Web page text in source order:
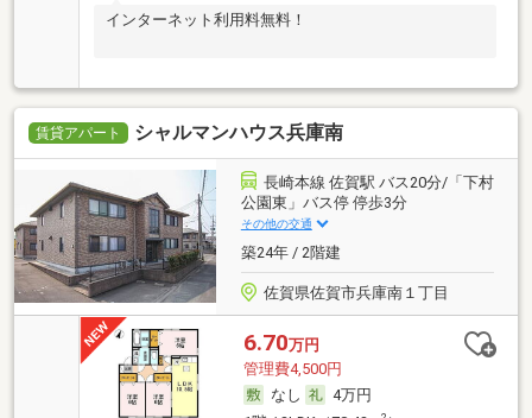
インターネット利用料無料！
賃貸アパート シャルマンハウス兵庫南
長崎本線 佐賀駅 バス20分/「下村
公園東」バス停 停歩3分
その他の交通
築24年 / 2階建
佐賀県佐賀市兵庫南１丁目
6.70万円
管理費4,500円
なし
4万円